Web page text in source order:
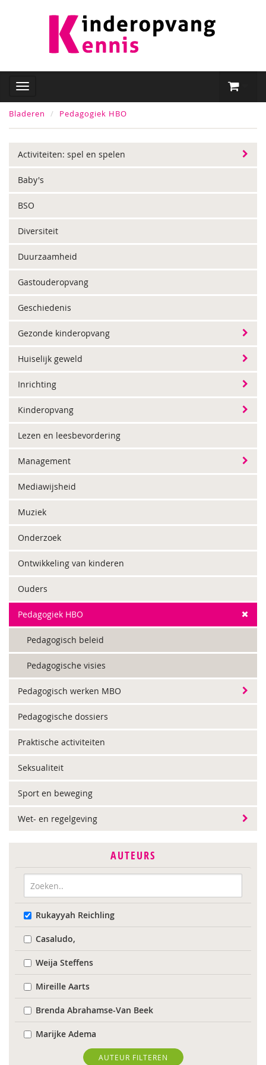
Bladeren Pedagogiek HBO
Activiteiten: spel en spelen
Baby's
BSO
Diversiteit
Duurzaamheid
Gastouderopvang
Geschiedenis
Gezonde kinderopvang
Huiselijk geweld
Inrichting
Kinderopvang
Lezen en leesbevordering
Management
Mediawijsheid
Muziek
Onderzoek
Ontwikkeling van kinderen
Ouders
Pedagogiek HBO
Pedagogisch beleid
Pedagogische visies
Pedagogisch werken MBO
Pedagogische dossiers
Praktische activiteiten
Seksualiteit
Sport en beweging
Wet- en regelgeving
AUTEURS
Rukayyah Reichling
Casaludo,
Weija Steffens
Mireille Aarts
Brenda Abrahamse-Van Beek
Marijke Adema
Chantal Ariens AUTEUR FILTEREN